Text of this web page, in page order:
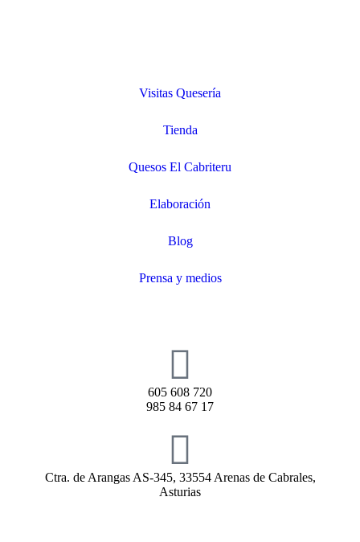
Visitas Quesería
Tienda
Quesos El Cabriteru
Elaboración
Blog
Prensa y medios
605 608 720
985 84 67 17
Ctra. de Arangas AS-345, 33554 Arenas de Cabrales,
Asturias